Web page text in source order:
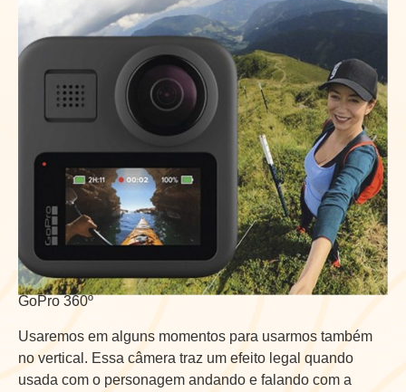
GoPro 360º
Usaremos em alguns momentos para usarmos também
no vertical. Essa câmera traz um efeito legal quando
usada com o personagem andando e falando com a